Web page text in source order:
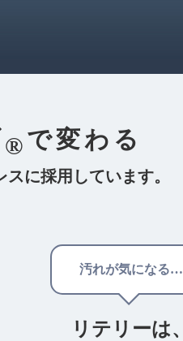
®で変わる
に採用しています。
汚れが気になる…
リテリーは、